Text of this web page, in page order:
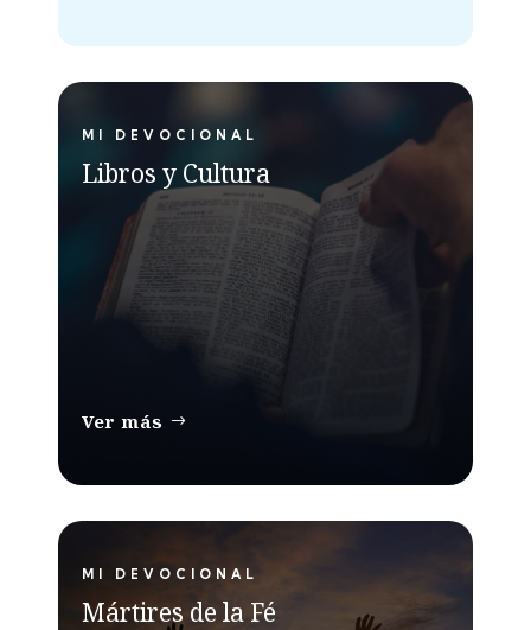
MI DEVOCIONAL
Libros y Cultura
Ver más
MI DEVOCIONAL
Mártires de la Fé